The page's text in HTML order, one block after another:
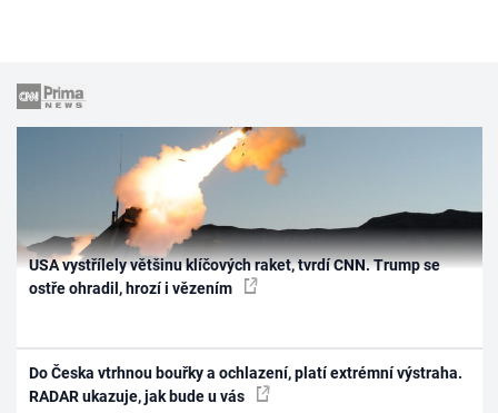
USA vystřílely většinu klíčových raket, tvrdí CNN. Trump se
ostře ohradil, hrozí i vězením
Do Česka vtrhnou bouřky a ochlazení, platí extrémní výstraha.
RADAR ukazuje, jak bude u vás